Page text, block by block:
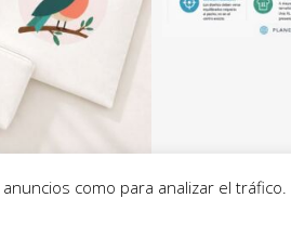
como para analizar el tráfico.